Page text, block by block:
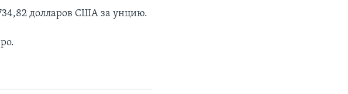
долларов США за унцию.